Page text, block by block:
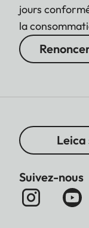
jours
la
Leica
Suivez-nous